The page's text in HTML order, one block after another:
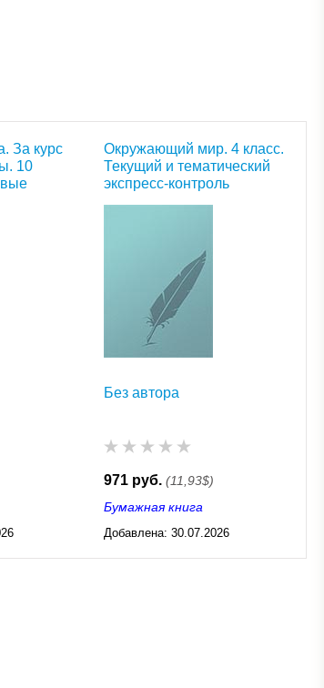
За курс
10
Окружающий мир. 4 класс.
Текущий и тематический
экспресс-контроль
Без автора
971 руб. (11,93$)
Бумажная книга
Добавлена: 30.07.2026
03:23